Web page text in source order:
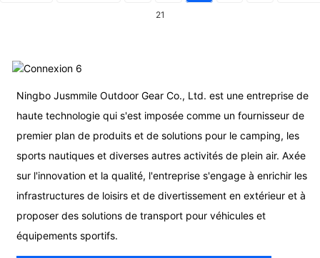
21
Ningbo Jusmmile Outdoor Gear Co., Ltd. est une entreprise de
haute technologie qui s'est imposée comme un fournisseur de
premier plan de produits et de solutions pour le camping, les
sports nautiques et diverses autres activités de plein air. Axée
sur l'innovation et la qualité, l'entreprise s'engage à enrichir les
infrastructures de loisirs et de divertissement en extérieur et à
proposer des solutions de transport pour véhicules et
équipements sportifs.